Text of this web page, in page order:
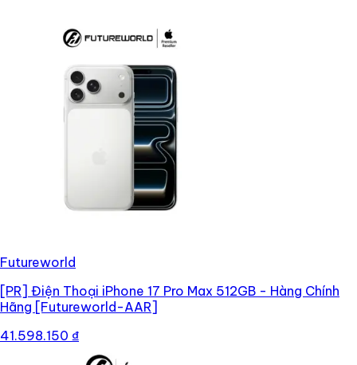
Futureworld
[PR] Điện Thoại iPhone 17 Pro Max 512GB - Hàng Chính
Hãng [Futureworld-AAR]
41.598.150 ₫